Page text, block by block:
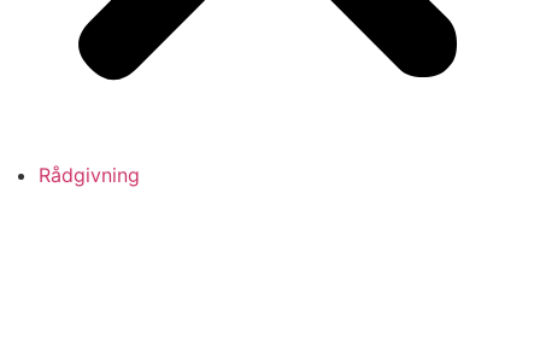
Rådgivning